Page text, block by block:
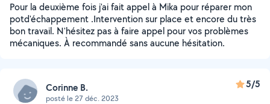
Pour la deuxième fois j'ai fait appel à Mika pour réparer mon
potd'échappement .Intervention sur place et encore du très
bon travail. N'hésitez pas à faire appel pour vos problèmes
mécaniques. À recommandé sans aucune hésitation.
Corinne B.
posté le 27 déc. 2023
5/5